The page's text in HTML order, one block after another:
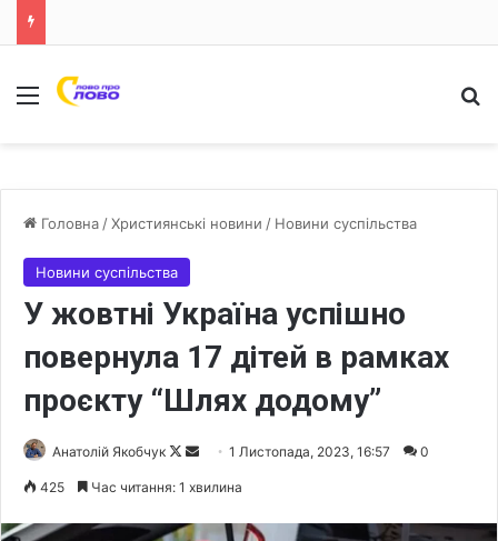
Меню
Головна /Християнські новини / Новини суспільства
Новини суспільства
У жовтні Україна успішно
повернула 17 дітей в рамках
проєкту “Шлях додому”
Анатолій Якобчук
F
l
1 Листопада, 2023, 16:57 0
425 Час читання: 1 хвилина